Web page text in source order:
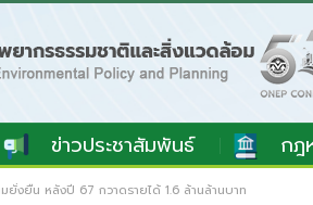
ข่าวประชาสัมพันธ์ กฎ
งยืน หลังปี 67 กวาดรายได้ 1.6 ล้านล้านบาท